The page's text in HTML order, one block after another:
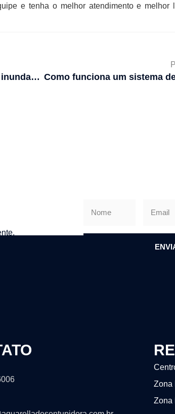
e tenha o melhor atendimento e melhor
Diferença entre enchente, inundação e alagamento
Zona
Zona